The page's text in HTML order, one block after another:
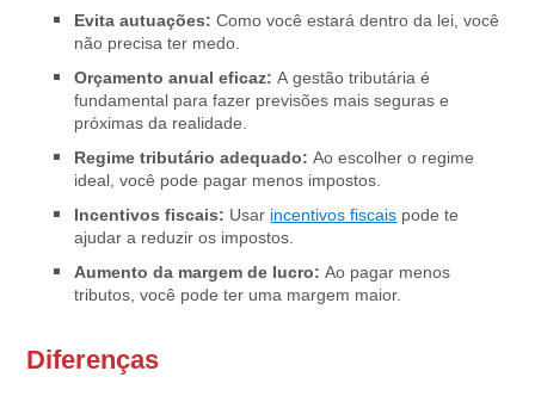
Evita autuações: Como você estará dentro da lei, você
não precisa ter medo.
Orçamento anual eficaz: A gestão tributária é
fundamental para fazer previsões mais seguras e
próximas da realidade.
Regime tributário adequado: Ao escolher o regime
ideal, você pode pagar menos impostos.
Incentivos fiscais: Usar incentivos fiscais pode te
ajudar a reduzir os impostos.
Aumento da margem de lucro: Ao pagar menos
tributos, você pode ter uma margem maior.
Diferenças